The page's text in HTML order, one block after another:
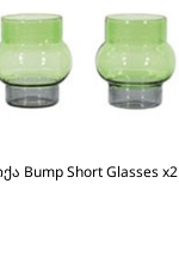
Bump Short Glasses x2